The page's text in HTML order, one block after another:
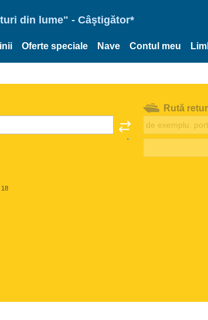
din lume" - Câştigător*
Oferte speciale Nave Contul meu
18
Rută retur